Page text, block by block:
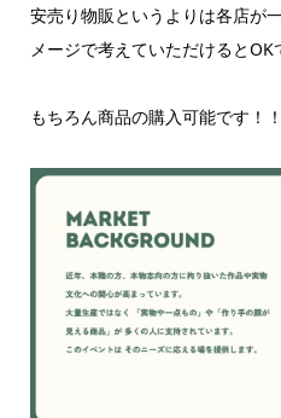
安売り物販というよりは各店が
メージで考えていただけるとOK
もちろん商品の購入可能です！！